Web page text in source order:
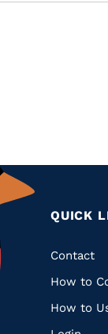
QUICK
Contact
How to
How to